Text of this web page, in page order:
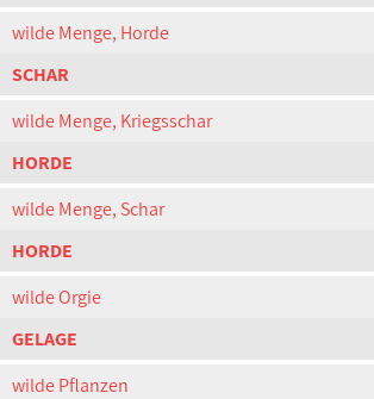
wilde Menge, Horde
SCHAR
wilde Menge, Kriegsschar
HORDE
wilde Menge, Schar
HORDE
wilde Orgie
GELAGE
wilde Pflanzen